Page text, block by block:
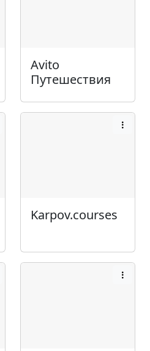
Avito
Путешествия
Karpov.courses